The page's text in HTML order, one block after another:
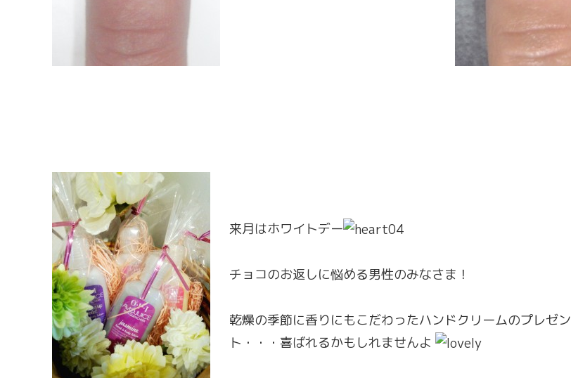
来月はホワイトデー
チョコのお返しに悩める男性のみなさま！
乾燥の季節に香りにもこだわったハンドクリームのプレゼン
ト・・・喜ばれるかもしれませんよ